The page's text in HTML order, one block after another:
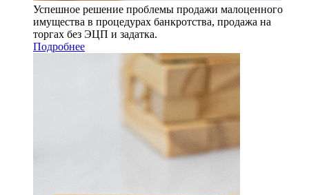
Успешное решение проблемы продажи малоценного
имущества в процедурах банкротства, продажа на
торгах без ЭЦП и задатка.
Подробнее